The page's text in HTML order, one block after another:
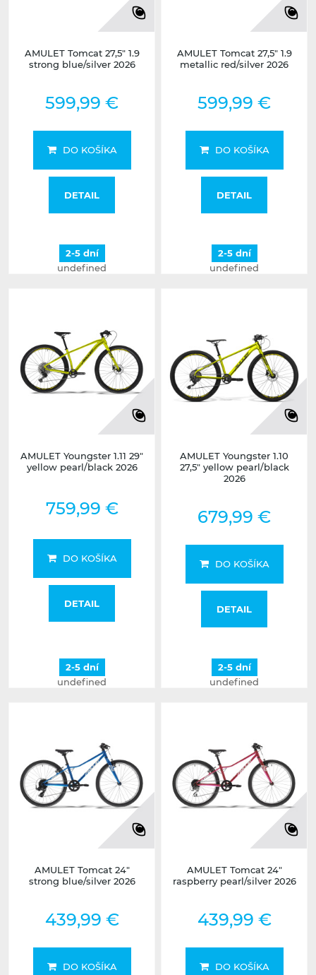
AMULET Tomcat 27,5" 1.9
strong blue/silver 2026
599,99 €
DO KOŠÍKA
DETAIL
2-5 dní
undefined
AMULET Tomcat 27,5" 1.9
metallic red/silver 2026
599,99 €
DO KOŠÍKA
DETAIL
2-5 dní
undefined
AMULET Youngster 1.11 29"
yellow pearl/black 2026
759,99 €
DO KOŠÍKA
DETAIL
2-5 dní
undefined
AMULET Youngster 1.10
27,5" yellow pearl/black
2026
679,99 €
DO KOŠÍKA
DETAIL
2-5 dní
undefined
AMULET Tomcat 24"
strong blue/silver 2026
439,99 €
DO KOŠÍKA
AMULET Tomcat 24"
raspberry pearl/silver 2026
439,99 €
DO KOŠÍKA